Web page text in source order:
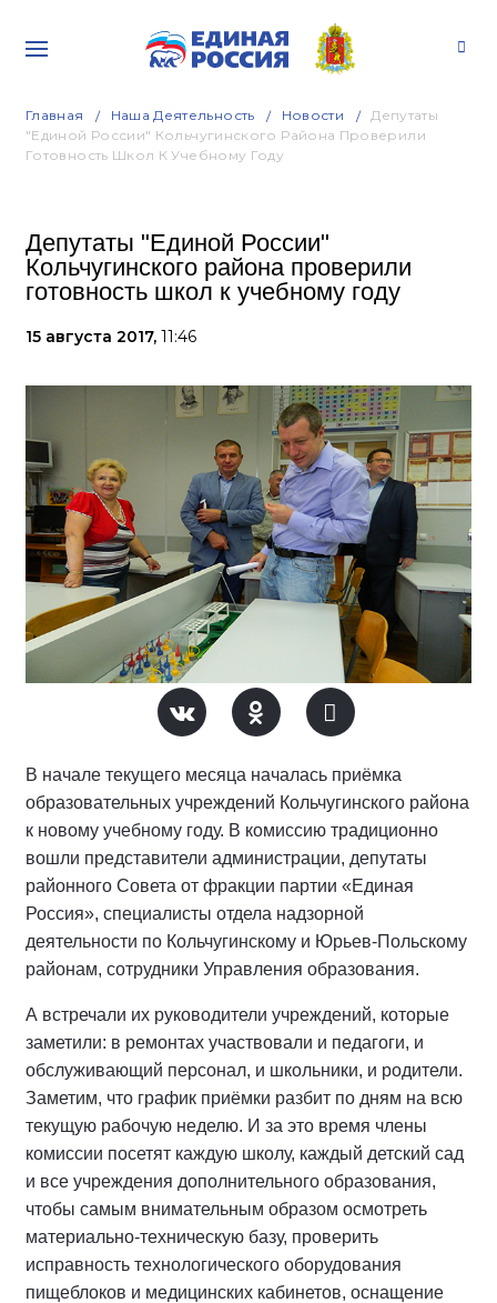
Главная Наша Деятельность Новости
Депутаты
"Единой России" Кольчугинского Района Проверили
Готовность Школ К Учебному Году
Депутаты "Единой России"
Кольчугинского района проверили
готовность школ к учебному году
15 августа 2017, 11:46
В начале текущего месяца началась приёмка
образовательных учреждений Кольчугинского района
к новому учебному году. В комиссию традиционно
вошли представители администрации, депутаты
районного Совета от фракции партии «Единая
Россия», специалисты отдела надзорной
деятельности по Кольчугинскому и Юрьев-Польскому
районам, сотрудники Управления образования.
А встречали их руководители учреждений, которые
заметили: в ремонтах участвовали и педагоги, и
обслуживающий персонал, и школьники, и родители.
Заметим, что график приёмки разбит по дням на всю
текущую рабочую неделю. И за это время члены
комиссии посетят каждую школу, каждый детский сад
и все учреждения дополнительного образования,
чтобы самым внимательным образом осмотреть
материально-техническую базу, проверить
исправность технологического оборудования
пищеблоков и медицинских кабинетов, оснащение